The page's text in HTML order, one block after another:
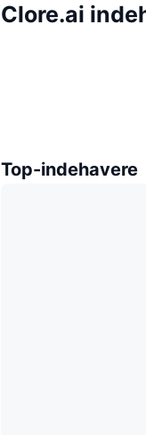
Clore.ai
Top-indehavere